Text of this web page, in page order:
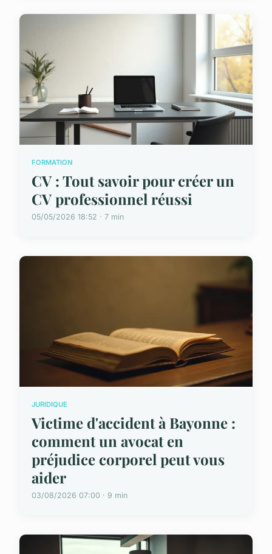
FORMATION
CV : Tout savoir pour créer un
CV professionnel réussi
05/05/2026 18:52 · 7 min
JURIDIQUE
Victime d'accident à Bayonne :
comment un avocat en
préjudice corporel peut vous
aider
03/08/2026 07:00 · 9 min